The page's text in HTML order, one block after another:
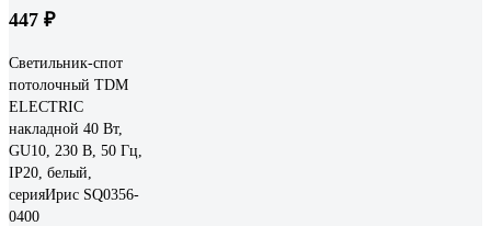
447 ₽
Светильник-спот
потолочный TDM
ELECTRIC
накладной 40 Вт,
GU10, 230 В, 50 Гц,
IP20, белый,
серияИрис SQ0356-
0400